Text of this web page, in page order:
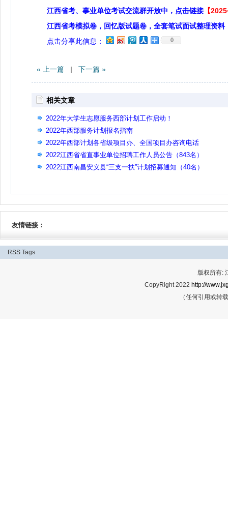
江西省考、事业单位考试交流群开放中，点击链接 【
江西省考模拟卷，回忆版试题卷，全套笔试面试整理资料
点击分享此信息：
0
« 上一篇 | 下一篇 »
相关文章
2022年大学生志愿服务西部计划工作启动！
2022年西部服务计划报名指南
2022年西部计划各省级项目办、全国项目办咨询电话
2022江西省省直事业单位招聘工作人员公告（843名）
2022江西南昌安义县“三支一扶”计划招募通知（40名）
友情链接：
RSS Tags
版权所有:
CopyRight 2022 http://
（任何引用或转